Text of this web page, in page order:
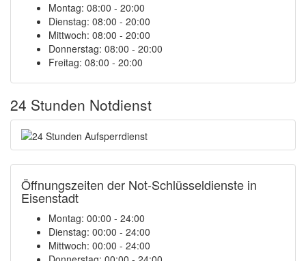
Montag: 08:00 - 20:00
Dienstag: 08:00 - 20:00
Mittwoch: 08:00 - 20:00
Donnerstag: 08:00 - 20:00
Freitag: 08:00 - 20:00
24 Stunden Notdienst
Öffnungszeiten der Not-Schlüsseldienste in
Eisenstadt
Montag: 00:00 - 24:00
Dienstag: 00:00 - 24:00
Mittwoch: 00:00 - 24:00